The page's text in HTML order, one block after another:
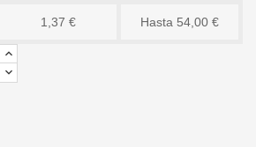
1,37 € Hasta 54,00 €